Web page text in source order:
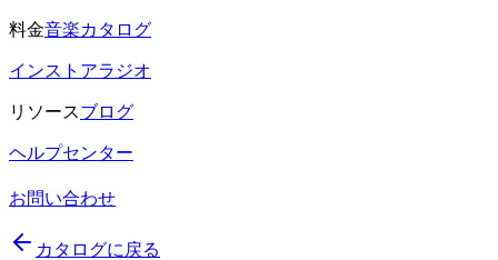
料金音楽カタログ
インストアラジオ
リソースブログ
ヘルプセンター
お問い合わせ
カタログに戻る